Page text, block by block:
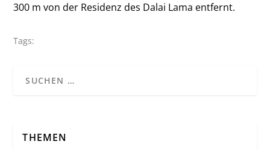
300 m von der Residenz des Dalai Lama entfernt.
Tags:
THEMEN